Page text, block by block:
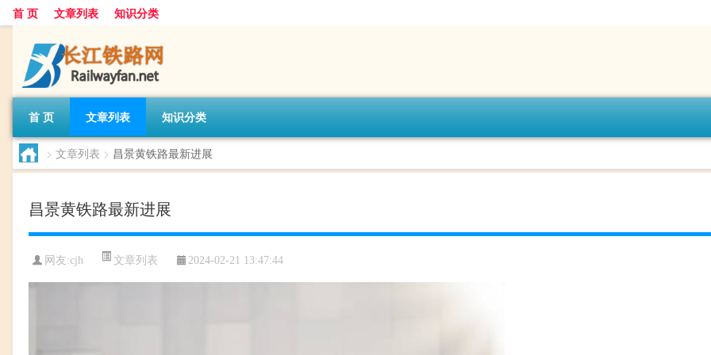
首 页 文章列表 知识分类
首 页 文章列表 知识分类
> 文章列表 > 昌景黄铁路最新进展
昌景黄铁路最新进展
网友:cjh 文章列表 2024-02-21 13:47:44